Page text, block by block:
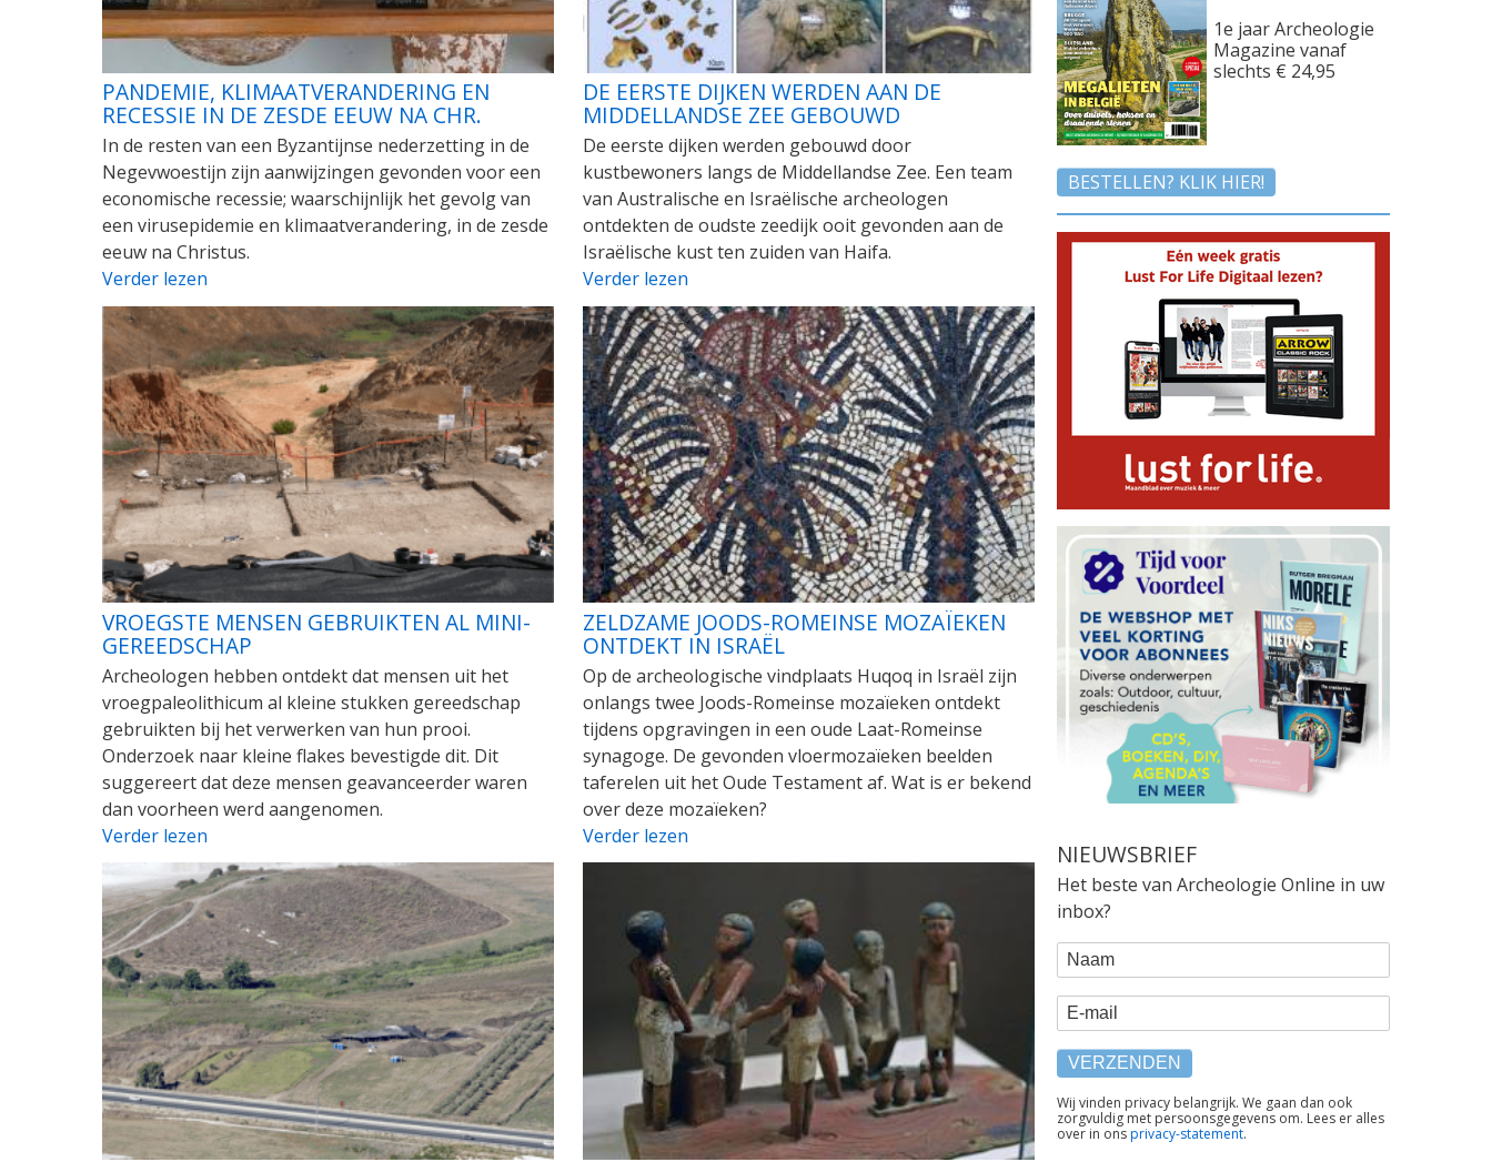
PANDEMIE, KLIMAATVERANDERING EN
RECESSIE IN DE ZESDE EEUW NA CHR.
In de resten van een Byzantijnse nederzetting in de
Negevwoestijn zijn aanwijzingen gevonden voor een
economische recessie; waarschijnlijk het gevolg van
een virusepidemie en klimaatverandering, in de zesde
eeuw na Christus.
Verder lezen
DE EERSTE DIJKEN WERDEN AAN DE
MIDDELLANDSE ZEE GEBOUWD
De eerste dijken werden gebouwd door
kustbewoners langs de Middellandse Zee. Een team
van Australische en Israëlische archeologen
ontdekten de oudste zeedijk ooit gevonden aan de
Israëlische kust ten zuiden van Haifa.
Verder lezen
VROEGSTE MENSEN GEBRUIKTEN AL MINI-
GEREEDSCHAP
Archeologen hebben ontdekt dat mensen uit het
vroegpaleolithicum al kleine stukken gereedschap
gebruikten bij het verwerken van hun prooi.
Onderzoek naar kleine flakes bevestigde dit. Dit
suggereert dat deze mensen geavanceerder waren
dan voorheen werd aangenomen.
Verder lezen
ZELDZAME JOODS-ROMEINSE MOZAÏEKEN
ONTDEKT IN ISRAËL
Op de archeologische vindplaats Huqoq in Israël zijn
onlangs twee Joods-Romeinse mozaïeken ontdekt
tijdens opgravingen in een oude Laat-Romeinse
synagoge. De gevonden vloermozaïeken beelden
taferelen uit het Oude Testament af. Wat is er bekend
over deze mozaïeken?
Verder lezen
1e jaar Archeologie
Magazine vanaf
slechts € 24,95
BESTELLEN? KLIK HIER!
NIEUWSBRIEF
Het beste van Archeologie Online in uw
inbox?
WEBFORM
Naam
E-mail
TEKST
ONDER
FORMULIER
Wij vinden privacy belangrijk. We gaan dan ook
zorgvuldig met persoonsgegevens om. Lees er alles
over in onsprivacy-statement.